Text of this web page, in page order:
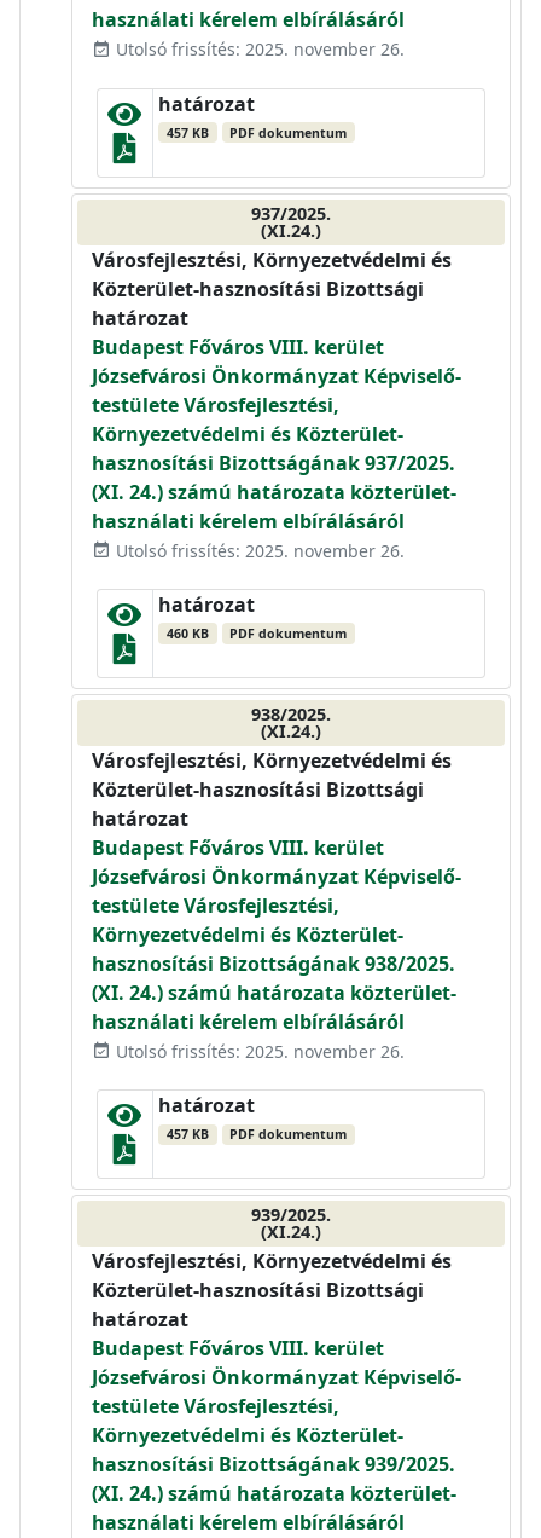
használati kérelem elbírálásáról
event_available Utolsó frissítés: 2025. november 26.
határozat
457 KB PDF dokumentum
937/2025.
(XI.24.)
Városfejlesztési, Környezetvédelmi és
Közterület-hasznosítási Bizottsági
határozat
Budapest Főváros VIII. kerület
Józsefvárosi Önkormányzat Képviselő-
testülete Városfejlesztési,
Környezetvédelmi és Közterület-
hasznosítási Bizottságának 937/2025.
(XI. 24.) számú határozata közterület-
használati kérelem elbírálásáról
event_available Utolsó frissítés: 2025. november 26.
határozat
460 KB PDF dokumentum
938/2025.
(XI.24.)
Városfejlesztési, Környezetvédelmi és
Közterület-hasznosítási Bizottsági
határozat
Budapest Főváros VIII. kerület
Józsefvárosi Önkormányzat Képviselő-
testülete Városfejlesztési,
Környezetvédelmi és Közterület-
hasznosítási Bizottságának 938/2025.
(XI. 24.) számú határozata közterület-
használati kérelem elbírálásáról
event_available Utolsó frissítés: 2025. november 26.
határozat
457 KB PDF dokumentum
939/2025.
(XI.24.)
Városfejlesztési, Környezetvédelmi és
Közterület-hasznosítási Bizottsági
határozat
Budapest Főváros VIII. kerület
Józsefvárosi Önkormányzat Képviselő-
testülete Városfejlesztési,
Környezetvédelmi és Közterület-
hasznosítási Bizottságának 939/2025.
(XI. 24.) számú határozata közterület-
használati kérelem elbírálásáról